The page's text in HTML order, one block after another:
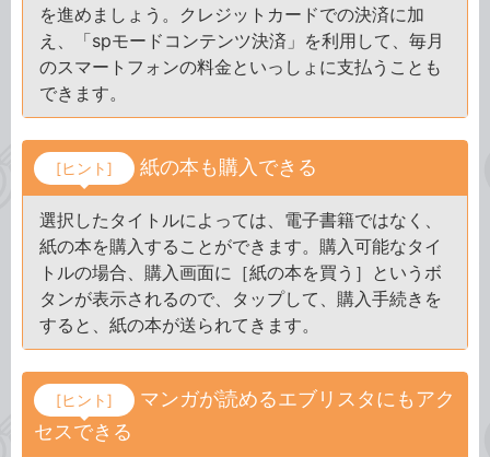
を進めましょう。クレジットカードでの決済に加
え、「spモードコンテンツ決済」を利用して、毎月
のスマートフォンの料金といっしょに支払うことも
できます。
[ヒント] 紙の本も購入できる
選択したタイトルによっては、電子書籍ではなく、
紙の本を購入することができます。購入可能なタイ
トルの場合、購入画面に［紙の本を買う］というボ
タンが表示されるので、タップして、購入手続きを
すると、紙の本が送られてきます。
[ヒント]
マンガが読めるエブリスタにもアク
セスできる